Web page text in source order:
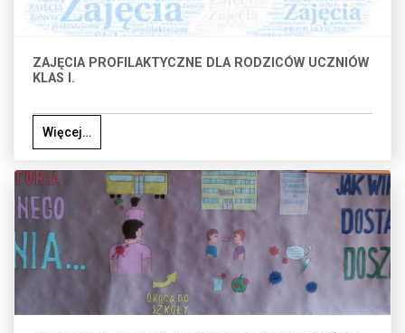
ZAJĘCIA PROFILAKTYCZNE DLA RODZICÓW UCZNIÓW
KLAS I.
Więcej…